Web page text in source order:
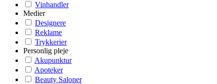
Vinhandler
Medier
Designere
Reklame
Trykkerier
Personlig pleje
Akupunktur
Apoteker
Beauty Saloner